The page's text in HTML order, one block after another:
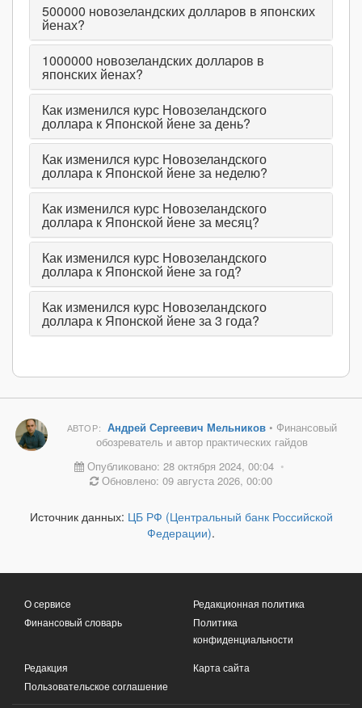
500000 новозеландских долларов в японских
йенах?
1000000 новозеландских долларов в
японских йенах?
Как изменился курс Новозеландского
доллара к Японской йене за день?
Как изменился курс Новозеландского
доллара к Японской йене за неделю?
Как изменился курс Новозеландского
доллара к Японской йене за месяц?
Как изменился курс Новозеландского
доллара к Японской йене за год?
Как изменился курс Новозеландского
доллара к Японской йене за 3 года?
АВТОР: Андрей Сергеевич Мельников• Финансовый
обозреватель и автор практических гайдов
Опубликовано: 28 октября 2024, 00:04 •
Обновлено: 09 августа 2026, 00:00
Источник данных: ЦБ РФ (Центральный банк Российской
Федерации).
О сервисе
Финансовый словарь
Редакционная политика
Политика
конфиденциальности
Редакция
Пользовательское соглашение
Карта сайта